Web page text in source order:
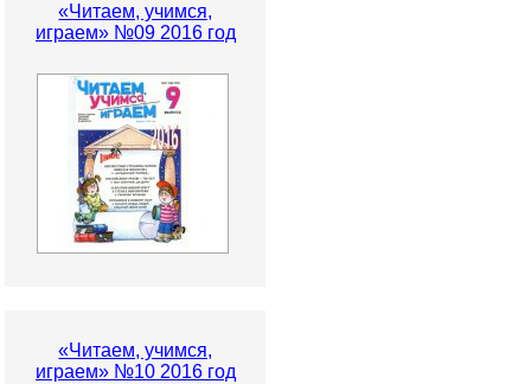
«Читаем, учимся,
играем» №09 2016 год
«Читаем, учимся,
играем» №10 2016 год